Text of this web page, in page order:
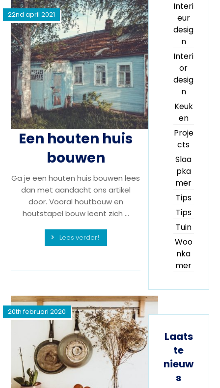
Een houten huis
bouwen
22nd april 2021
Ga je een houten huis bouwen lees
dan met aandacht ons artikel
door. Vooral houtbouw en
houtstapel bouw leent zich ...
Lees verder!
20th februari 2020
Interi
eur
desig
n
Interi
or
desig
n
Keuk
en
Proje
cts
Slaa
pka
mer
Tips
Tips
Tuin
Woo
nka
mer
Laats
te
nieuw
s